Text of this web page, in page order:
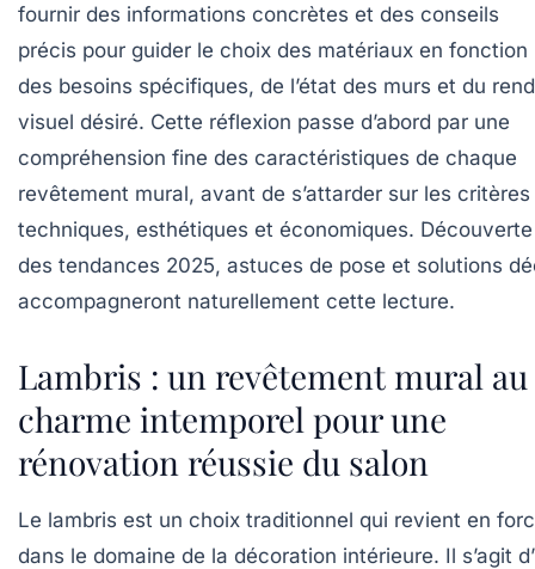
fournir des informations concrètes et des conseils
précis pour guider le choix des matériaux en fonction
des besoins spécifiques, de l’état des murs et du
visuel désiré. Cette réflexion passe d’abord par une
compréhension fine des caractéristiques de chaque
revêtement mural, avant de s’attarder sur les critères
techniques, esthétiques et économiques. Découverte
des tendances 2025, astuces de pose et solutions
accompagneront naturellement cette lecture.
Lambris : un revêtement mural au
charme intemporel pour une
rénovation réussie du salon
Le lambris est un choix traditionnel qui revient en
dans le domaine de la décoration intérieure. Il s’agit